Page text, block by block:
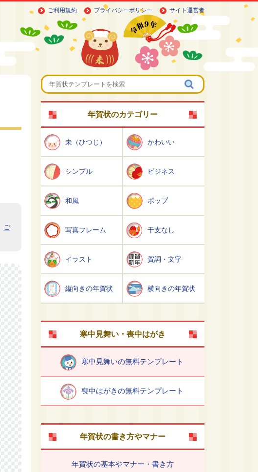
ご利用規約 プライバシーポリシー サイト運営者
ご
年賀状のカテゴリー
未（ひつじ） かわいい
シンプル ビジネス
和風 ポップ
写真フレーム 干支なし
イラスト 賀詞・文字
縦向きの年賀状 横向きの年賀状
寒中見舞い・喪中はがき
寒中見舞いの無料テンプレート
喪中はがきの無料テンプレート
年賀状の書き方やマナー
年賀状の基本やマナー・書き方